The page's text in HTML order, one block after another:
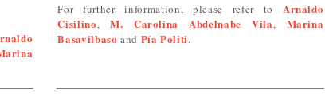
For further information, please refer to Arnaldo
Cisilino,M. Carolina Abdelnabe Vila, Marina
Basavilbaso and Pía Politi.